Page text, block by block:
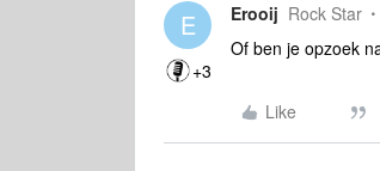
E
+3
Erooij Rock Star
Of ben je opzoek
Like